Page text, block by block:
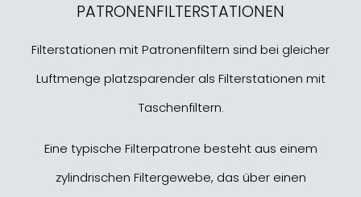
PATRONENFILTERSTATIONEN
Filterstationen mit Patronenfiltern sind bei gleicher
Luftmenge platzsparender als Filterstationen mit
Taschenfiltern.
Eine typische Filterpatrone besteht aus einem
zylindrischen Filtergewebe, das über einen